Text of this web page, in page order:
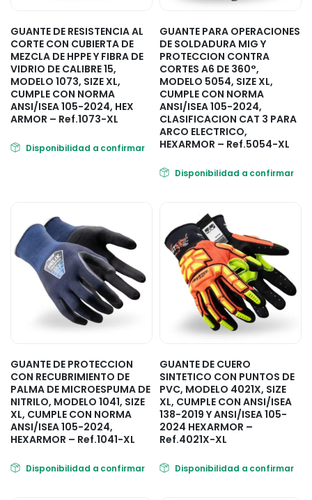
GUANTE DE RESISTENCIA AL
CORTE CON CUBIERTA DE
MEZCLA DE HPPE Y FIBRA DE
VIDRIO DE CALIBRE 15,
MODELO 1073, SIZE XL,
CUMPLE CON NORMA
ANSI/ISEA 105-2024, HEX
ARMOR – Ref.1073-XL
Disponibilidad a confirmar
GUANTE PARA OPERACIONES
DE SOLDADURA MIG Y
PROTECCION CONTRA
CORTES A6 DE 360°,
MODELO 5054, SIZE XL,
CUMPLE CON NORMA
ANSI/ISEA 105-2024,
CLASIFICACION CAT 3 PARA
ARCO ELECTRICO,
HEXARMOR – Ref.5054-XL
Disponibilidad a confirmar
GUANTE DE PROTECCION
CON RECUBRIMIENTO DE
PALMA DE MICROESPUMA DE
NITRILO, MODELO 1041, SIZE
XL, CUMPLE CON NORMA
ANSI/ISEA 105-2024,
HEXARMOR – Ref.1041-XL
Disponibilidad a confirmar
GUANTE DE CUERO
SINTETICO CON PUNTOS DE
PVC, MODELO 4021X, SIZE
XL, CUMPLE CON ANSI/ISEA
138-2019 Y ANSI/ISEA 105-
2024 HEXARMOR –
Ref.4021X-XL
Disponibilidad a confirmar